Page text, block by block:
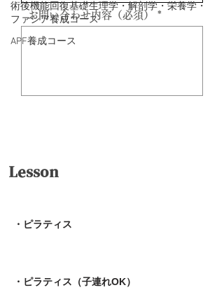
術後機能回復基礎生理学・解剖学・栄養学・
ファシア養成コース
APF養成コース
お問い合わせ内容（必須）
Lesson
・ピラティス
・ピラティス（子連れOK）